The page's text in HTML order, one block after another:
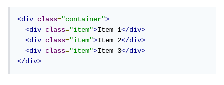
<div class="container">
<div
class="item">Item 1</div>
<div
class="item">Item 2</div>
<div
class="item">Item 3</div>
</div>